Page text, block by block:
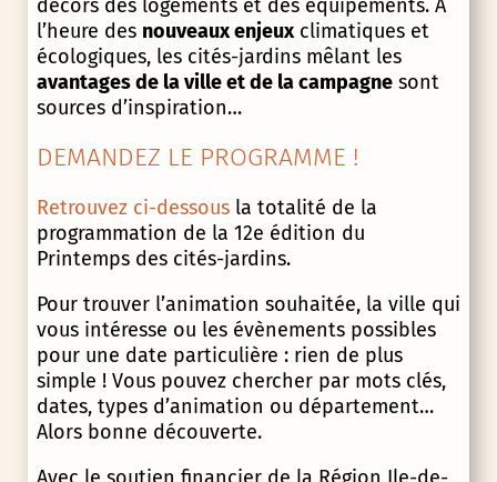
décors des logements et des équipements. À
l’heure des nouveaux enjeuxclimatiques et
écologiques, les cités-jardins mêlant les
avantages de la ville et de la campagnesont
sources d’inspiration…
DEMANDEZ LE PROGRAMME !
Retrouvez ci-dessousla totalité de la
programmation de la 12e édition du
Printemps des cités-jardins.
Pour trouver l’animation souhaitée, la ville qui
vous intéresse ou les évènements possibles
pour une date particulière : rien de plus
simple ! Vous pouvez chercher par mots clés,
dates, types d’animation ou département…
Alors bonne découverte.